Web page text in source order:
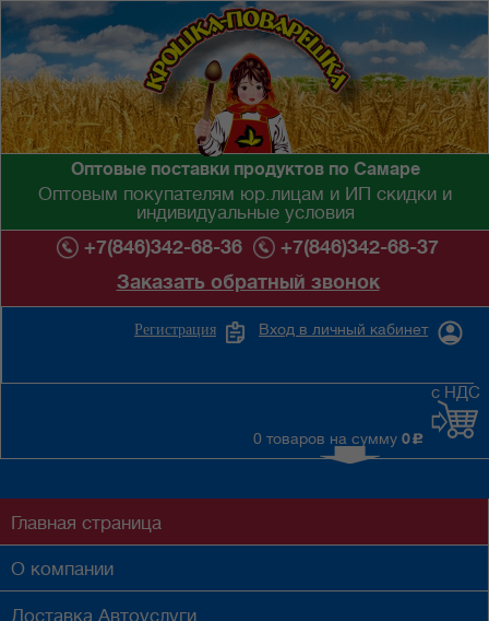
Оптовые поставки продуктов по Самаре
Оптовым покупателям юр.лицам и ИП скидки и
индивидуальные условия
+7(846)342-68-36
+7(846)342-68-37
Заказать обратный звонок
Вход в личный кабинет
Регистрация
0 товаров на сумму 0 c
с НДС
Главная страница
О компании
Доставка Автоуслуги